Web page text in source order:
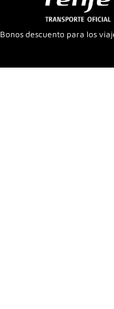
Bonos descuento para los